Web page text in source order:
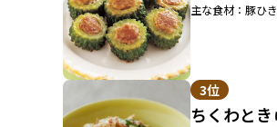
主な食材：豚ひ
3位
ちくわと